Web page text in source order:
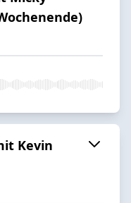
Kevin